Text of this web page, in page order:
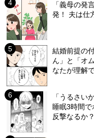
「義母の発
発！ 夫は仕
結婚前提の
ん」と「オ
なたが理解
「うるさい
睡眠3時間
反撃なるか？